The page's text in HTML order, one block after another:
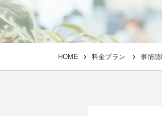
HOME 料金プラン 事情